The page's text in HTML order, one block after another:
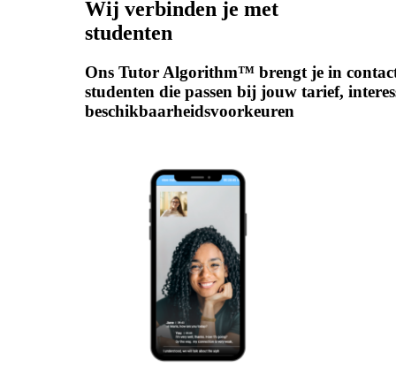
Wij verbinden je met
studenten
Ons Tutor Algorithm™ brengt je in
studenten die passen bij jouw tarief,
beschikbaarheidsvoorkeuren